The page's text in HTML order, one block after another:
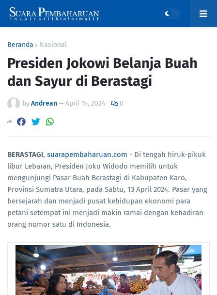
Beranda Nasional
Presiden Jokowi Belanja Buah
dan Sayur di Berastagi
byAndrean—April 14, 2024 0
BERASTAGI, suarapembaharuan.com - Di tengah hiruk-pikuk
libur Lebaran, Presiden Joko Widodo memilih untuk
mengunjungi Pasar Buah Berastagi di Kabupaten Karo,
Provinsi Sumatra Utara, pada Sabtu, 13 April 2024. Pasar yang
bersejarah dan menjadi pusat kehidupan ekonomi para
petani setempat ini menjadi makin ramai dengan kehadiran
orang nomor satu di Indonesia.